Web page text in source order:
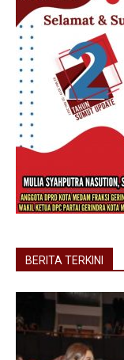
BERITA TERKINI